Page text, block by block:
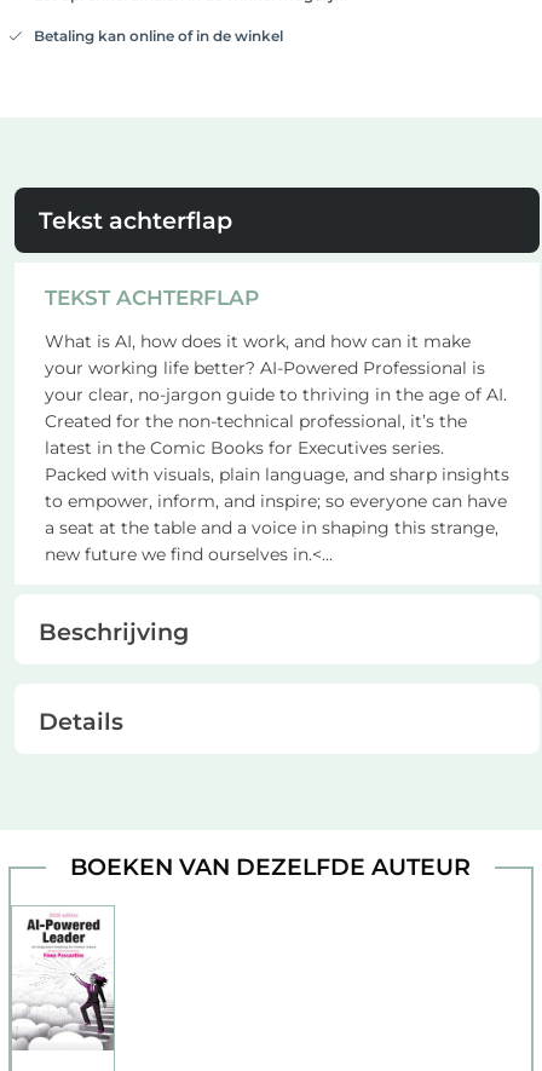
Betaling kan online of in de winkel
Tekst achterflap
TEKST ACHTERFLAP
What is AI, how does it work, and how can it make
your working life better? AI-Powered Professional is
your clear, no-jargon guide to thriving in the age of AI.
Created for the non-technical professional, it’s the
latest in the Comic Books for Executives series.
Packed with visuals, plain language, and sharp insights
to empower, inform, and inspire; so everyone can have
a seat at the table and a voice in shaping this strange,
new future we find ourselves in.<...
Beschrijving
Details
BOEKEN VAN DEZELFDE AUTEUR